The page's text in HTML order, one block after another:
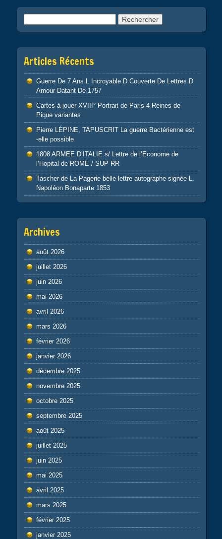
Articles Récents
Guerre De 7 Ans L Incroyable D Couverte De Lettres D
Amour Datant De 1757
Cartes à jouer XVIII° Portrait de Paris 4 Reines de
Pique variantes
Pierre LÉPINE, TAPUSCRIT La guerre Bactérienne est
-elle possible
1808 ARMEE D’ITALIE s/ Lettre de l’Econome de
l’Hopital de ROME / SUP RR
Tascher de La Pagerie belle lettre autographe signée L.
Napoléon Bonaparte 1853
Archives
août 2026
juillet 2026
juin 2026
mai 2026
avril 2026
mars 2026
février 2026
janvier 2026
décembre 2025
novembre 2025
octobre 2025
septembre 2025
août 2025
juillet 2025
juin 2025
mai 2025
avril 2025
mars 2025
février 2025
janvier 2025